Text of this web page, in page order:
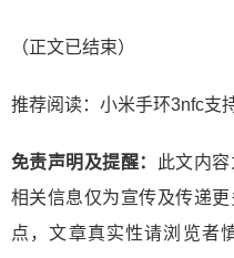
（正文已结束）
推荐阅读： 小米手环3nfc支
免责声明及提醒：
此文内
相关信息仅为宣传及传递
点，文章真实性请浏览者